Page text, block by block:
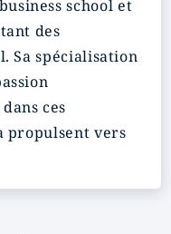
business school et
des
Sa spécialisation
ces
propulsent vers